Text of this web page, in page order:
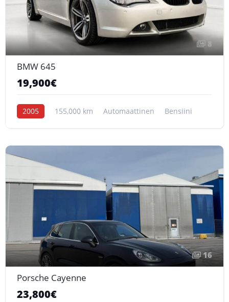
8
BMW 645
19,900€
2005 155,000 km Automaattinen Bensiini
16
Porsche Cayenne
23,800€